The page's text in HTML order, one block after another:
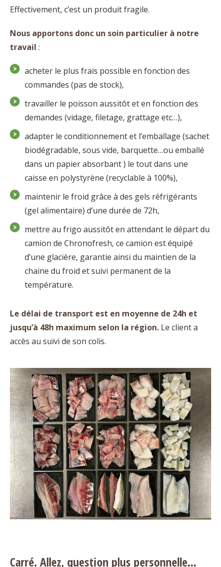
Effectivement, c’est un produit fragile.
Nous apportons donc un soin particulier à notre
travail :
acheter le plus frais possible en fonction des
commandes (pas de stock),
travailler le poisson aussitôt et en fonction des
demandes (vidage, filetage, grattage etc…),
adapter le conditionnement et l’emballage (sachet
biodégradable, sous vide, barquette…ou emballé
dans un papier absorbant ) le tout dans une
caisse en polystyrène (recyclable à 100%),
maintenir le froid grâce à des gels réfrigérants
(gel alimentaire) d’une durée de 72h,
mettre au frigo aussitôt en attendant le départ du
camion de Chronofresh, ce camion est équipé
d’une glacière, garantie ainsi du maintien de la
chaine du froid et suivi permanent de la
température.
Le délai de transport est en moyenne de 24h et
jusqu’à 48h maximum selon la région. Le client a
accès au suivi de son colis.
Carré. Allez, question plus personnelle…